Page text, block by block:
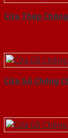
Cửa Thép
Cửa Gỗ Chống